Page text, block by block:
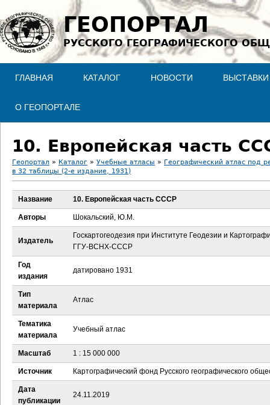
Jump to navigation
ГЕОПОРТАЛ
РУССКОГО ГЕОГРАФИЧЕСКОГО
ГЛАВНАЯ КАТАЛОГ НОВОСТИ ВЫСТАВКИ
О ГЕОПОРТАЛЕ
10. Европейская часть
В
ы
з
е
ь
Геопортал » Каталог » Учебные атласы » Географический атлас под
в 32 таблицы (2-е издание, 1931)
Название 10. Европейская часть СССР
Авторы Шокальский, Ю.М.
Издатель
Госкартогеодезия при Институте Геодезии и
ГГУ-ВСНХ-СССР
Год
издания
датировано 1931
Тип
материала
Атлас
Тематика
материала
Учебный атлас
Масштаб 1 : 15 000 000
Источник Картографический фонд Русского географического
Дата
публикации
24.11.2019